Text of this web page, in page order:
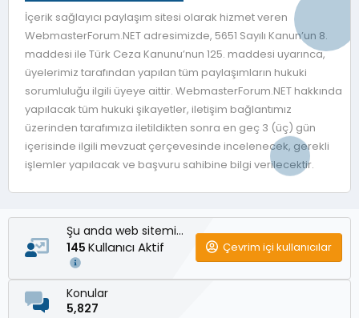
İçerik sağlayıcı paylaşım sitesi olarak hizmet veren
WebmasterForum.NET adresimizde, 5651 Sayılı Kanun’un 8.
maddesi ile Türk Ceza Kanunu’nun 125. maddesi uyarınca,
üyelerimiz tarafından yapılan tüm paylaşımların hukuki
sorumluluğu ilgili üyeye aittir. WebmasterForum.NET hakkında
yapılacak tüm hukuki şikayetler, iletişim bağlantımız
üzerinden tarafımıza iletildikten sonra en geç 3 (üç) gün
içerisinde ilgili mevzuat çerçevesinde incelenecek, gerekli
işlemler yapılacak ve başvuru sahibine bilgi verilecektir.
Şu anda web sitemizde
145 Kullanıcı Aktif Çevrim içi kullanıcılar
Konular
5,827